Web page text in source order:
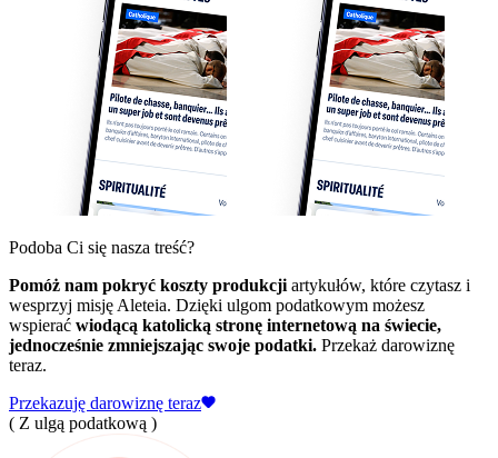
Podoba Ci się nasza treść?
Pomóż nam pokryć koszty produkcji artykułów, które czytasz i
wesprzyj misję Aleteia. Dzięki ulgom podatkowym możesz
wspierać wiodącą katolicką stronę internetową na świecie,
jednocześnie zmniejszając swoje podatki. Przekaż darowiznę
teraz.
Przekazuję darowiznę teraz
( Z ulgą podatkową )